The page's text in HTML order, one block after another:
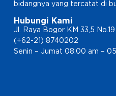
bidangnya yang tercatat di
Hubungi Kami
Jl. Raya Bogor KM 33,5
(+62-21) 8740202
Senin – Jumat 08:00 am –